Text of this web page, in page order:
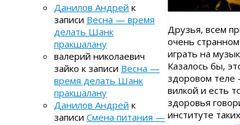
Друзья, всем
очень
играть на
Казалось бы,
здоровом теле
вилкой и есть
здоровья
институте
Данилов Андрей к
записи Весна — время
делать Шанк
пракшалану
валерий николаевич
зайко к записи Весна —
время делать Шанк
пракшалану
Данилов Андрей к
записи Смена питания —